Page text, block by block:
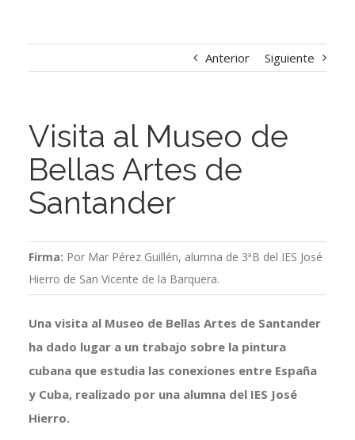
Anterior Siguiente
Visita al Museo de
Bellas Artes de
Santander
Firma: Por Mar Pérez Guillén, alumna de 3ªB del IES José
Hierro de San Vicente de la Barquera.
Una visita al Museo de Bellas Artes de Santander
ha dado lugar a un trabajo sobre la pintura
cubana que estudia las conexiones entre España
y Cuba, realizado por una alumna del IES José
Hierro.